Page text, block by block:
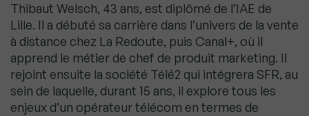
Thibaut Welsch, 43 ans, est diplômé de l’IAE de
Lille. Il a débuté sa carrière dans l’univers de la vente
à distance chez La Redoute, puis Canal+, où il
apprend le métier de chef de produit marketing. Il
rejoint ensuite la société Télé2 qui intégrera SFR, au
sein de laquelle, durant 15 ans, il explore tous les
enjeux d’un opérateur télécom en termes de